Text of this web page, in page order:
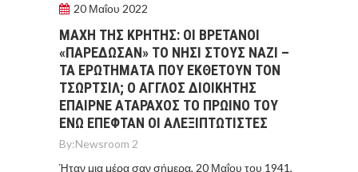
20 Μαΐου 2022
ΜΑΧΗ ΤΗΣ ΚΡΗΤΗΣ: ΟΙ ΒΡΕΤΑΝΟΙ
«ΠΑΡΕΔΩΣΑΝ» ΤΟ ΝΗΣΙ ΣΤΟΥΣ ΝΑΖΙ –
ΤΑ ΕΡΩΤΗΜΑΤΑ ΠΟΥ ΕΚΘΕΤΟΥΝ ΤΟΝ
ΤΣΩΡΤΣΙΛ; Ο ΑΓΓΛΟΣ ΔΙΟΙΚΗΤΗΣ
ΕΠΑΙΡΝΕ ΑΤΑΡΑΧΟΣ ΤΟ ΠΡΩΙΝΟ ΤΟΥ
ΕΝΩ ΕΠΕΦΤΑΝ ΟΙ ΑΛΕΞΙΠΤΩΤΙΣΤΕΣ
By:Newsroom 2
Ήταν μια μέρα σαν σήμερα, 20 Μαΐου του 1941,